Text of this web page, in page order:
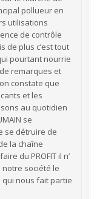
pollueur en
utilisations
de contrôle
de plus c’est tout
pourtant nourrie
remarques et
constate que
et les
au quotidien
se
se détruire de
la chaîne
du PROFIT il n’
société le
qui nous fait partie